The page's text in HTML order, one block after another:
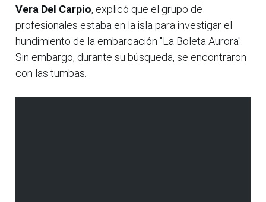
Vera Del Carpio, explicó que el grupo de
profesionales estaba en la isla para investigar el
hundimiento de la embarcación "La Boleta Aurora".
Sin embargo, durante su búsqueda, se encontraron
con las tumbas.